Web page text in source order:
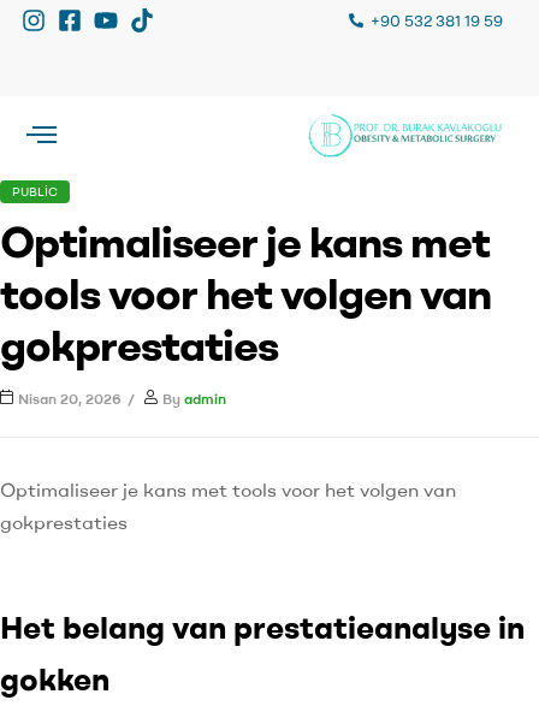
+90 532 381 19 59
PUBLIC
Optimaliseer je kans met
tools voor het volgen van
gokprestaties
Nisan 20, 2026 By admin
Optimaliseer je kans met tools voor het volgen van
gokprestaties
Het belang van prestatieanalyse in
gokken